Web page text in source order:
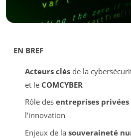
EN BREF
Acteurs clésde la
et le COMCYBER
Rôle des entreprises privées
l’innovation
Enjeux de la souveraineté